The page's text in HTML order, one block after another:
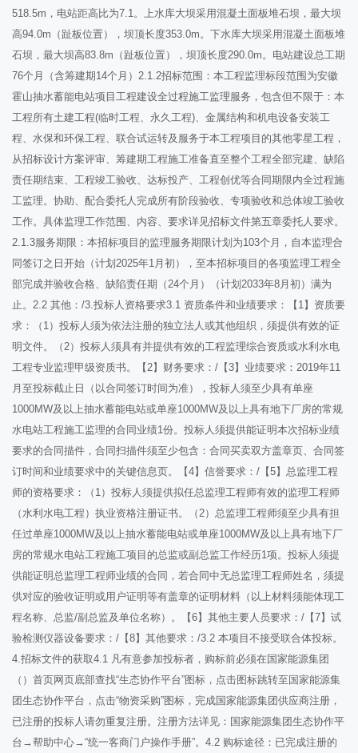
518.5m，电站距高比为7.1。上水库大坝采用混凝土面板堆石坝，最大坝
高94.0m（趾板位置），坝顶长度353.0m。下水库大坝采用混凝土面板堆
石坝，最大坝高83.8m（趾板位置），坝顶长度290.0m。电站建设总工期
76个月（含筹建期14个月）2.1.2招标范围：本工程监理标段范围为安徽
霍山抽水蓄能电站项目工程建设全过程施工监理服务，包含但不限于：本
工程所有土建工程(临时工程、永久工程)、金属结构和机电设备安装工
程、水保和环保工程、联合试运转及服务于本工程项目的其他零星工程，
从招标设计方案评审、筹建期工程施工准备直至整个工程全部完建、缺陷
责任期结束、工程竣工验收、达标投产、工程创优等合同期限内全过程施
工监理。协助、配合委托人完成所有阶段验收、专项验收和总体竣工验收
工作。具体监理工作范围、内容、要求详见招标文件第五章委托人要求。
2.1.3服务期限：本招标项目的监理服务期限计划为103个月，自本监理合
同签订之日开始（计划2025年1月初），至本招标项目的各项监理工程全
部完成并验收合格、缺陷责任期（24个月）（计划2033年8月初）满为
止。2.2 其他：/3.投标人资格要求3.1 资质条件和业绩要求：【1】资质要
求：（1）投标人须为依法注册的独立法人或其他组织，须提供有效的证
明文件。（2）投标人须具有并提供有效的工程监理综合资质或水利水电
工程专业监理甲级资质书。【2】财务要求：/【3】业绩要求：2019年11
月至投标截止日（以合同签订时间为准），投标人须至少具有单座
1000MW及以上抽水蓄能电站或单座1000MW及以上具有地下厂房的常规
水电站工程施工监理的合同业绩1份。投标人须提供能证明本次招标业绩
要求的合同描件，合同扫描件须至少包含：合同买卖双方盖章页、合同签
订时间和业绩要求中的关键信息页。【4】信誉要求：/【5】总监理工程
师的资格要求：（1）投标人须提供拟任总监理工程师有效的监理工程师
（水利水电工程）执业资格注册证书。（2）总监理工程师须至少具有担
任过单座1000MW及以上抽水蓄能电站或单座1000MW及以上具有地下厂
房的常规水电站工程施工项目的总监或副总监工作经历1项。投标人须提
供能证明总监理工程师业绩的合同，若合同中无总监理工程师姓名，须提
供对应的验收证明或用户证明等有盖章的证明材料（以上材料须能体现工
程名称、总监/副总监及单位名称）。【6】其他主要人员要求：/【7】试
验检测仪器设备要求：/【8】其他要求：/3.2 本项目不接受联合体投标。
4.招标文件的获取4.1 凡有意参加投标者，购标前必须在国家能源集团
（）首页网页底部查找“生态协作平台”图标，点击图标跳转至国家能源集
团生态协作平台，点击“物资采购”图标，完成国家能源集团供应商注册，
已注册的投标人请勿重复注册。注册方法详见：国家能源集团生态协作平
台→帮助中心→“统一客商门户操作手册”。4.2 购标途径：已完成注册的